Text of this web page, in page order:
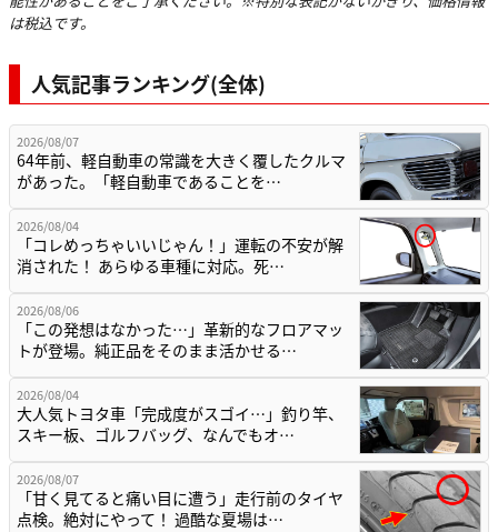
は税込です。
人気記事ランキング(全体)
2026/08/07
64年前、軽自動車の常識を大きく覆したクルマ
があった。「軽自動車であることを…
2026/08/04
「コレめっちゃいいじゃん！」運転の不安が解
消された！ あらゆる車種に対応。死…
2026/08/06
「この発想はなかった…」革新的なフロアマッ
トが登場。純正品をそのまま活かせる…
2026/08/04
大人気トヨタ車「完成度がスゴイ…」釣り竿、
スキー板、ゴルフバッグ、なんでもオ…
2026/08/07
「甘く見てると痛い目に遭う」走行前のタイヤ
点検。絶対にやって！ 過酷な夏場は…